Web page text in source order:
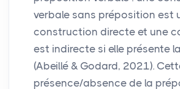
verbale sans préposition est
construction directe et une
est indirecte si elle présente
(Abeillé & Godard, 2021).
présence/absence de la